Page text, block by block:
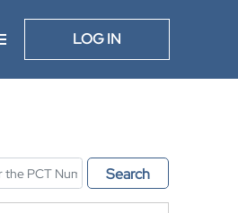
LOG IN
Search